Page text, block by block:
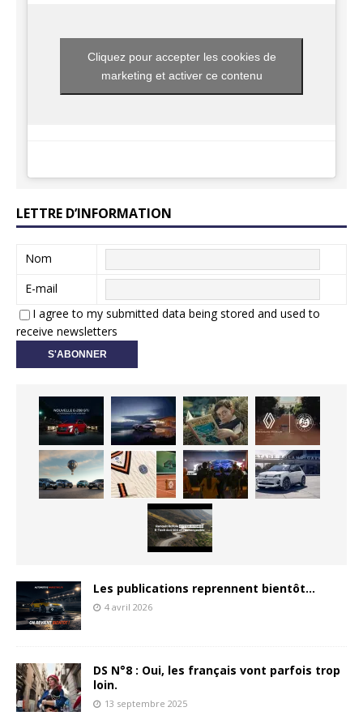
Cliquez pour accepter les cookies de
marketing et activer ce contenu
LETTRE D’INFORMATION
Nom
E-mail
I agree to my submitted data being stored and used to
receive newsletters
Les publications reprennent bientôt…
4 avril 2026
DS N°8 : Oui, les français vont parfois trop
loin.
13 septembre 2025